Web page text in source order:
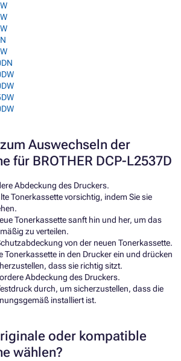
Auswechseln der
für BROTHER DCP-L2537D
Abdeckung des Druckers.
Tonerkassette vorsichtig, indem Sie sie
Tonerkassette sanft hin und her, um das
zu verteilen.
von der neuen Tonerkassette.
Tonerkassette in den Drucker ein und drücken
dass sie richtig sitzt.
Abdeckung des Druckers.
durch, um sicherzustellen, dass die
installiert ist.
oder kompatible
wählen?